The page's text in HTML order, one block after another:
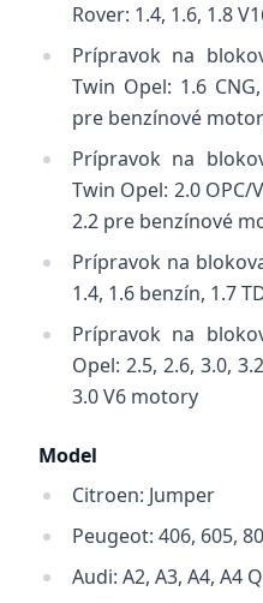
Rover: 1.4, 1.6, 1.8
Prípravok na
Twin Opel: 1.6
pre benzínové
Prípravok na
Twin Opel: 2.0 OPC/
2.2 pre benzínové
Prípravok na
1.4, 1.6 benzín, 1.7
Prípravok na
Opel: 2.5, 2.6, 3.0,
3.0 V6 motory
Model
Citroen: Jumper
Peugeot: 406, 605,
Audi: A2, A3, A4, A4